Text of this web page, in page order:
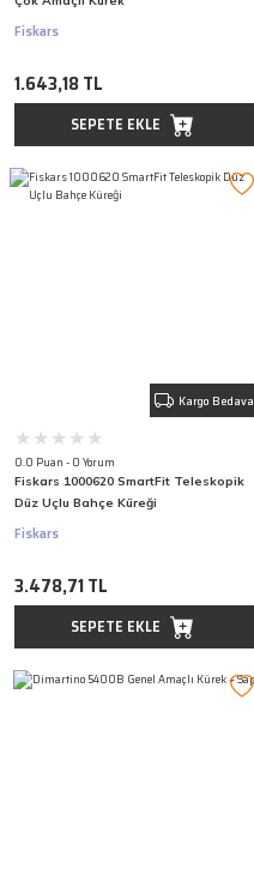
Fiskars
1.643,18 TL
SEPETE EKLE
Kargo Bedava
0.0 Puan - 0 Yorum
Fiskars 1000620 SmartFit Teleskopik
Düz Uçlu Bahçe Küreği
Fiskars
3.478,71 TL
SEPETE EKLE